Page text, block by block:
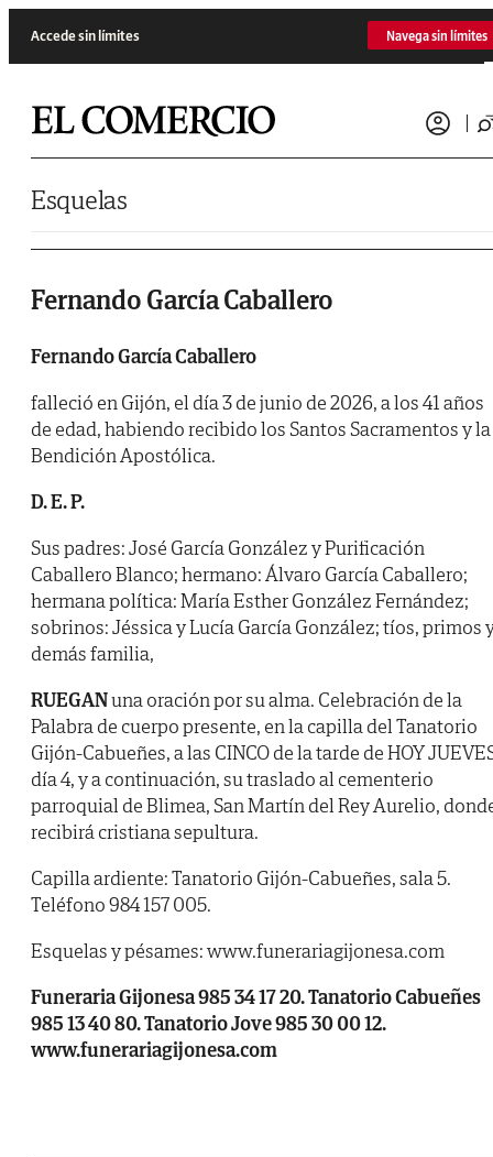
Accede sin límites Navega sin límites
Esquelas
Fernando García Caballero
Fernando García Caballero
falleció en Gijón, el día 3 de junio de 2026, a los 41 años
de edad, habiendo recibido los Santos Sacramentos y la
Bendición Apostólica.
D. E. P.
Sus padres: José García González y Purificación
Caballero Blanco; hermano: Álvaro García Caballero;
hermana política: María Esther González Fernández;
sobrinos: Jéssica y Lucía García González; tíos, primos
demás familia,
RUEGANuna oración por su alma. Celebración de la
Palabra de cuerpo presente, en la capilla del Tanatorio
Gijón-Cabueñes, a las CINCO de la tarde de HOY
día 4, y a continuación, su traslado al cementerio
parroquial de Blimea, San Martín del Rey Aurelio,
recibirá cristiana sepultura.
Capilla ardiente: Tanatorio Gijón-Cabueñes, sala 5.
Teléfono 984 157 005.
Esquelas y pésames: www.funerariagijonesa.com
Funeraria Gijonesa 985 34 17 20. Tanatorio Cabueñes
985 13 40 80. Tanatorio Jove 985 30 00 12.
www.funerariagijonesa.com